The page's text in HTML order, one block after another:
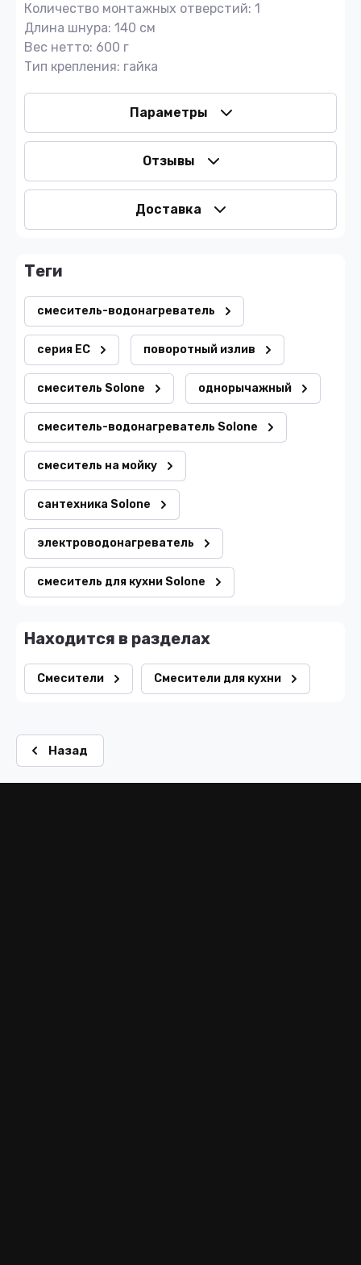
Количество монтажных отверстий: 1
Длина шнура: 140 см
Вес нетто: 600 г
Тип крепления: гайка
Параметры
Отзывы
Доставка
теги
смеситель-водонагреватель
серия EC поворотный излив
смеситель Solone однорычажный
смеситель-водонагреватель Solone
смеситель на мойку
сантехника Solone
электроводонагреватель
смеситель для кухни Solone
Находится в разделах
Смесители Смесители для кухни
Назад